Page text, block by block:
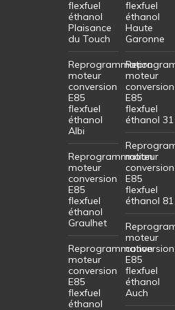
flexfuel
éthanol
Plaisance
du Touch
Reprogrammation
moteur
conversion
E85
flexfuel
éthanol
Albi
Reprogrammation
moteur
conversion
E85
flexfuel
éthanol
Graulhet
Reprogrammation
moteur
conversion
E85
flexfuel
éthanol
flexfuel
éthanol
Haute
Garonne
moteur
conversion
E85
flexfuel
éthanol 31
moteur
conversion
E85
flexfuel
éthanol 81
moteur
conversion
E85
flexfuel
éthanol
Auch